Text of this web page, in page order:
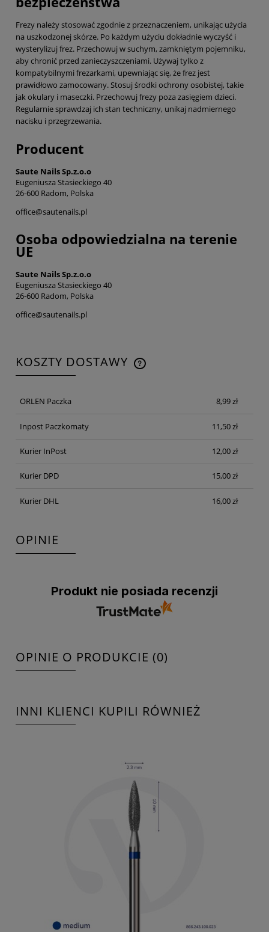
Frezy należy stosować zgodnie z przeznaczeniem, unikając użycia
na uszkodzonej skórze. Po każdym użyciu dokładnie wyczyść i
wysterylizuj frez. Przechowuj w suchym, zamkniętym pojemniku,
aby chronić przed zanieczyszczeniami. Używaj tylko z
kompatybilnymi frezarkami, upewniając się, że frez jest
prawidłowo zamocowany. Stosuj środki ochrony osobistej, takie
jak okulary i maseczki. Przechowuj frezy poza zasięgiem dzieci.
Regularnie sprawdzaj ich stan techniczny, unikaj nadmiernego
nacisku i przegrzewania.
Producent
Saute Nails Sp.z.o.o
Eugeniusza Stasieckiego 40
26-600 Radom, Polska
office@sautenails.pl
Osoba odpowiedzialna na terenie
UE
Saute Nails Sp.z.o.o
Eugeniusza Stasieckiego 40
26-600 Radom, Polska
office@sautenails.pl
KOSZTY DOSTAWY
CENA NIE ZAWIERA EWENTUALNYCH KOSZTÓW
ORLEN Paczka
8,99 zł
Inpost Paczkomaty 11,50 zł
Kurier InPost 12,00 zł
Kurier DPD 15,00 zł
Kurier DHL 16,00 zł
OPINIE
Produkt nie posiada recenzji
OPINIE O PRODUKCIE (0)
INNI KLIENCI KUPILI RÓWNIEŻ